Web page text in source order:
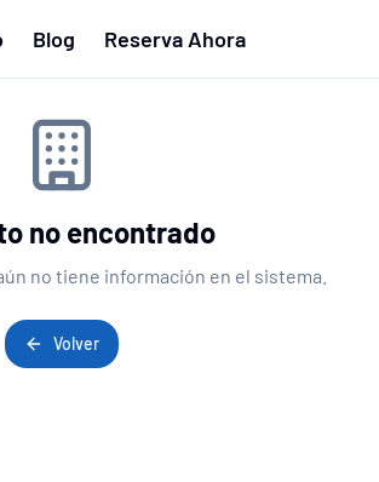
Blog Reserva Ahora
no encontrado
no tiene información en el sistema.
Volver